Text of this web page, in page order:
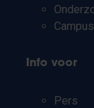
Info voor
Pers